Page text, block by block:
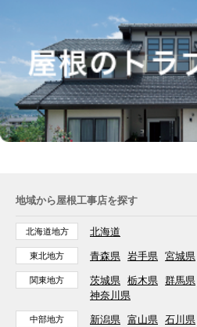
地域から屋根工事店を探す
北海道地方 北海道
東北地方 青森県 岩手県 宮城県
関東地方 茨城県 栃木県 群馬県
神奈川県
中部地方 新潟県 富山県 石川県